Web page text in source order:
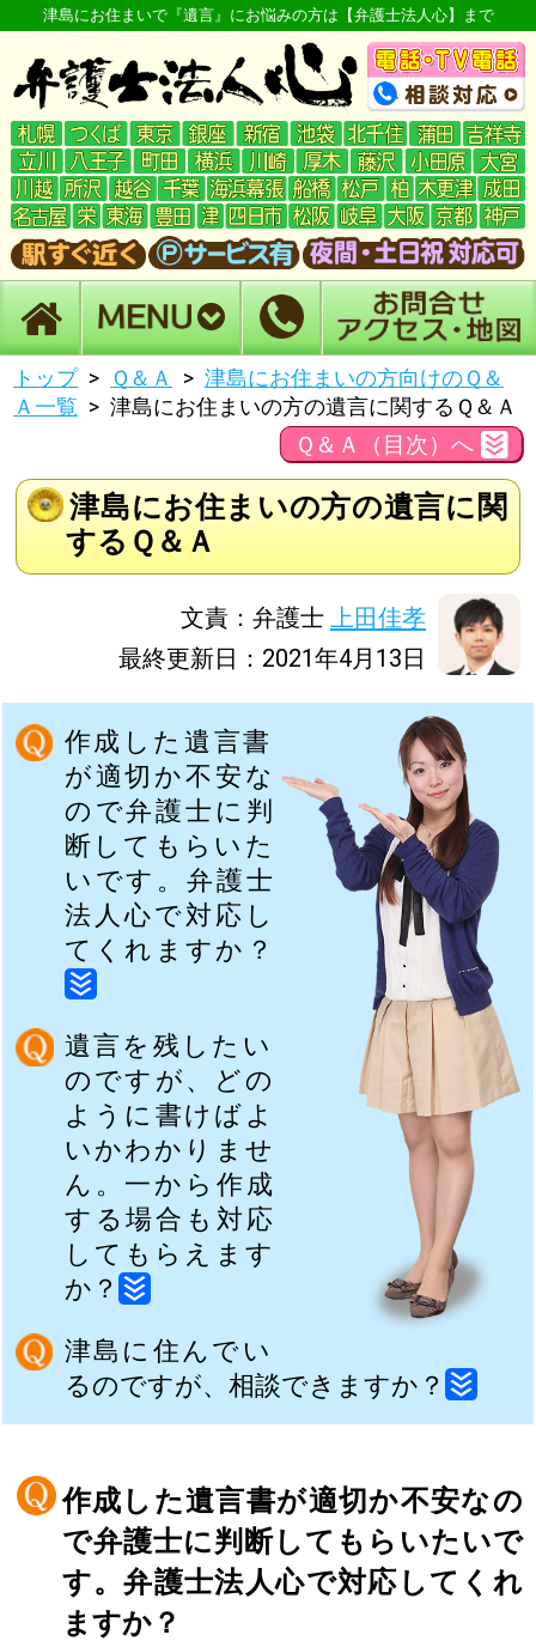
津島にお住まいで『遺言』にお悩みの方は【弁護士法人心】まで
トップ Ｑ＆Ａ
津島にお住まいの方向けのＱ＆
Ａ一覧
津島にお住まいの方の遺言に関するＱ＆Ａ
Ｑ＆Ａ（目次）へ
津島にお住まいの方の遺言に関
するＱ＆Ａ
文責：弁護士 上田佳孝
最終更新日：2021年4月13日
作成した遺言書
が適切か不安な
ので弁護士に判
断してもらいた
いです。弁護士
法人心で対応し
てくれますか？
遺言を残したい
のですが、どの
ように書けばよ
いかわかりませ
ん。一から作成
する場合も対応
してもらえます
か？
津島に住んでい
るのですが、相談できますか？
作成した遺言書が適切か不安なの
で弁護士に判断してもらいたいで
す。弁護士法人心で対応してくれ
ますか？